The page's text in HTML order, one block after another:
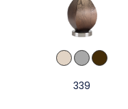
339